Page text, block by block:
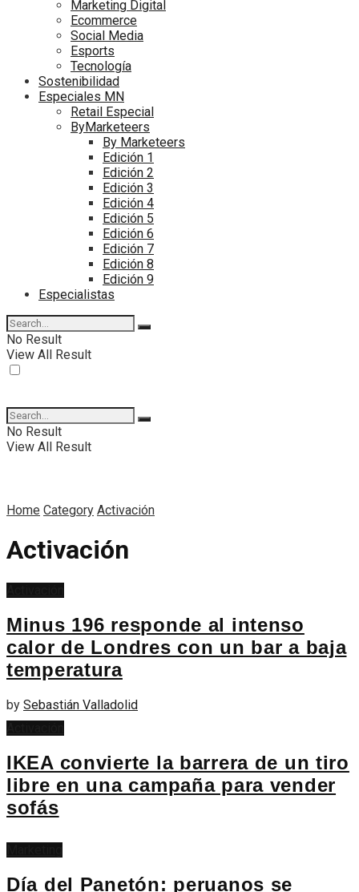
Marketing Digital
Ecommerce
Social Media
Esports
Tecnología
Sostenibilidad
Especiales MN
Retail Especial
ByMarketeers
By Marketeers
Edición 1
Edición 2
Edición 3
Edición 4
Edición 5
Edición 6
Edición 7
Edición 8
Edición 9
Especialistas
No Result
View All Result
No Result
View All Result
Home Category Activación
Activación
Minus 196 responde al intenso
calor de Londres con un bar a baja
temperatura
by Sebastián Valladolid
IKEA convierte la barrera de un tiro
libre en una campaña para vender
sofás
Día del Panetón: peruanos se